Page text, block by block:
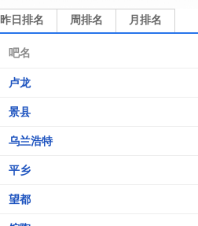
昨日排名 周排名 月排名
吧名
卢龙
景县
乌兰浩特
平乡
望都